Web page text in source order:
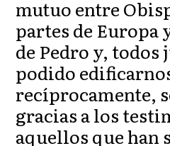
mutuo entre
partes de Europa
de Pedro y, todos
podido
recíprocamente,
gracias a los
aquellos que han